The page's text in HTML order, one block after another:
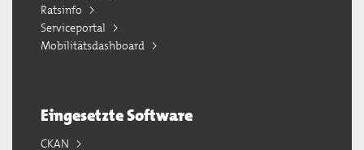
Ratsinfo
Serviceportal
Mobilitätsdashboard
Eingesetzte Software
CKAN